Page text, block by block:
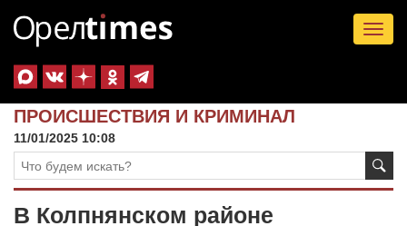
ПРОИСШЕСТВИЯ И КРИМИНАЛ
11/01/2025 10:08
В Колпнянском районе